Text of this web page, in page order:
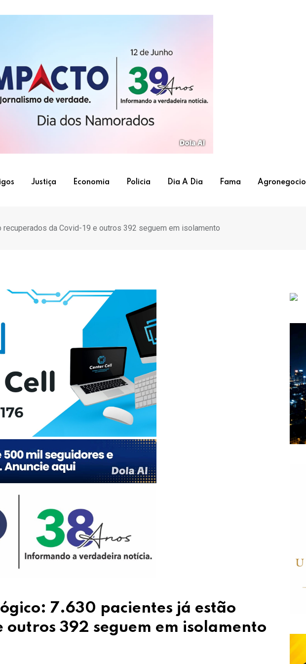
Justiça Economia Policia Dia A Dia Fama Agronegocio
da Covid-19 e outros 392 seguem em isolamento
7.630 pacientes já estão
outros 392 seguem em isolamento